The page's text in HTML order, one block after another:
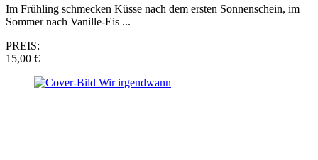
Im Frühling schmecken Küsse nach dem ersten Sonnenschein, im
Sommer nach Vanille-Eis ...
PREIS:
15,00 €